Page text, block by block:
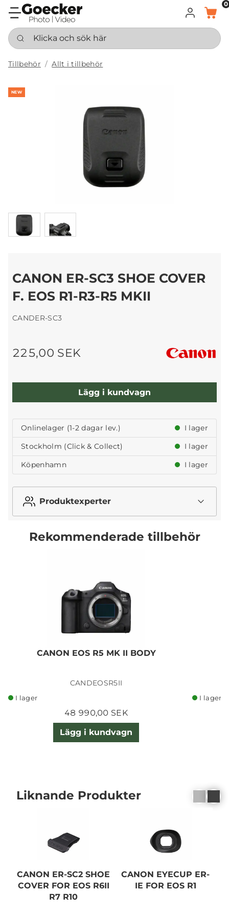
LOGGA IN
KORG
0
Klicka och sök här
Tillbehör Allt i tillbehör
NEW
CANON ER-SC3 SHOE COVER
F. EOS R1-R3-R5 MKII
CANDER-SC3
225,00 SEK
Lägg i kundvagn
Onlinelager (1-2 dagar lev.)
I lager
Stockholm (Click & Collect)
I lager
Köpenhamn
I lager
Produktexperter
Rekommenderade tillbehör
CANON EOS R5 MK II BODY
CANDEOSR5II
I lager
48 990,00 SEK
Lägg i kundvagn
I lager
Liknande Produkter
CANON ER-SC2 SHOE
COVER FOR EOS R6II
R7 R10
CANON EYECUP ER-
IE FOR EOS R1